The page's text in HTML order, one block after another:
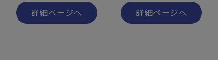
詳細ページへ 詳細ページへ